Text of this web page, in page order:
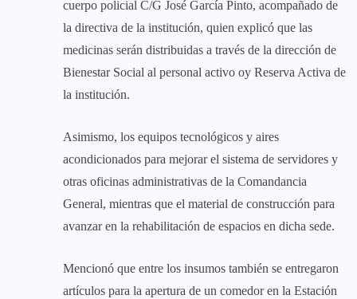
cuerpo policial C/G José García Pinto, acompañado de
la directiva de la institución, quien explicó que las
medicinas serán distribuidas a través de la dirección de
Bienestar Social al personal activo oy Reserva Activa de
la institución.
Asimismo, los equipos tecnológicos y aires
acondicionados para mejorar el sistema de servidores y
otras oficinas administrativas de la Comandancia
General, mientras que el material de construcción para
avanzar en la rehabilitación de espacios en dicha sede.
Mencionó que entre los insumos también se entregaron
artículos para la apertura de un comedor en la Estación